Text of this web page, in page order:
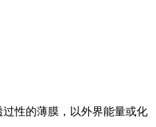
性的薄膜，以外界能量或化